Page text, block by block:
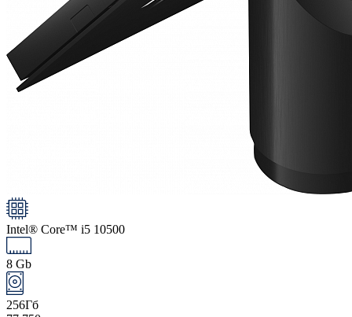
Intel® Core™ i5 10500
8 Gb
256Гб